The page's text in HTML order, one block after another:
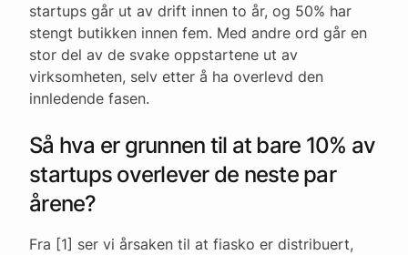
startups går ut av drift innen to år, og 50% har
stengt butikken innen fem. Med andre ord går en
stor del av de svake oppstartene ut av
virksomheten, selv etter å ha overlevd den
innledende fasen.
Så hva er grunnen til at bare 10% av
startups overlever de neste par
årene?
Fra [1] ser vi årsaken til at fiasko er distribuert,